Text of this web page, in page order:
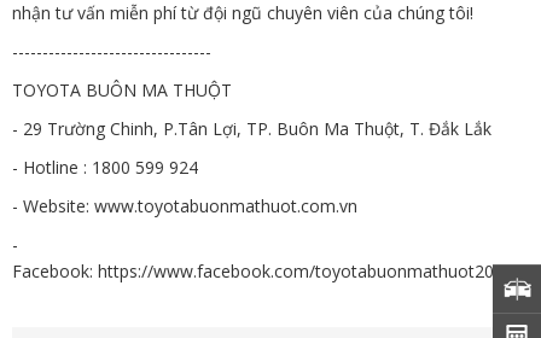
nhận tư vấn miễn phí từ đội ngũ chuyên viên của chúng tôi!
---------------------------------
TOYOTA BUÔN MA THUỘT
- 29 Trường Chinh, P.Tân Lợi, TP. Buôn Ma Thuột, T. Đắk Lắk
- Hotline : 1800 599 924
- Website: www.toyotabuonmathuot.com.vn
-
Facebook: https://www.facebook.com/toyotabuonmathuot2013/